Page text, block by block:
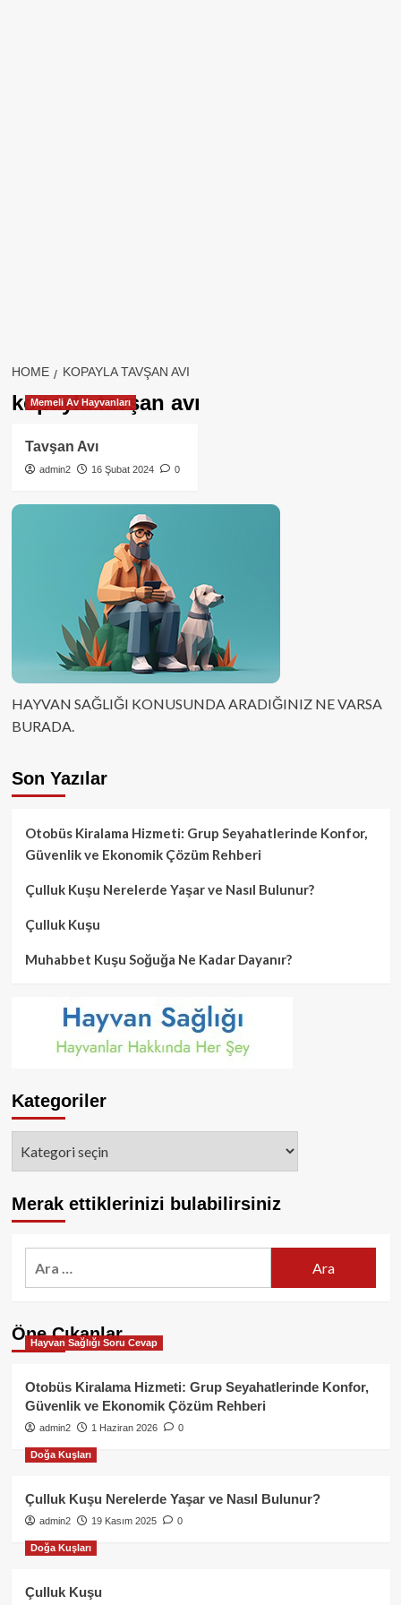
HOME KOPAYLA TAVŞAN AVI
kopayla tavşan avı
Memeli Av Hayvanları
Tavşan Avı
admin2 16 Şubat 2024 0
HAYVAN SAĞLIĞI KONUSUNDA ARADIĞINIZ NE VARSA
BURADA.
Son Yazılar
Otobüs Kiralama Hizmeti: Grup Seyahatlerinde Konfor,
Güvenlik ve Ekonomik Çözüm Rehberi
Çulluk Kuşu Nerelerde Yaşar ve Nasıl Bulunur?
Çulluk Kuşu
Muhabbet Kuşu Soğuğa Ne Kadar Dayanır?
Kategoriler
Merak ettiklerinizi bulabilirsiniz
Öne Çıkanlar
Hayvan Sağlığı Soru Cevap
Otobüs Kiralama Hizmeti: Grup Seyahatlerinde Konfor,
Güvenlik ve Ekonomik Çözüm Rehberi
admin2 1 Haziran 2026 0
Doğa Kuşları
Çulluk Kuşu Nerelerde Yaşar ve Nasıl Bulunur?
admin2 19 Kasım 2025 0
Doğa Kuşları
Çulluk Kuşu